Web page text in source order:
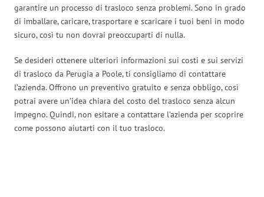
garantire un processo di trasloco senza problemi. Sono in grado
di imballare, caricare, trasportare e scaricare i tuoi beni in modo
sicuro, così tu non dovrai preoccuparti di nulla.
Se desideri ottenere ulteriori informazioni sui costi e sui servizi
di trasloco da Perugia a Poole, ti consigliamo di contattare
l’azienda. Offrono un preventivo gratuito e senza obbligo, così
potrai avere un’idea chiara del costo del trasloco senza alcun
impegno. Quindi, non esitare a contattare l’azienda per scoprire
come possono aiutarti con il tuo trasloco.